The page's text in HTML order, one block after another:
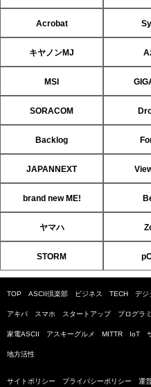
Acrobat
キヤノンMJ
MSI
SORACOM
Backlog
JAPANNEXT
brand new ME!
ヤマハ
STORM
TOP ASCII倶楽部 ビジネス TECH デジ
アキバ スマホ スタートアップ プログラ
家電ASCII アスキーグルメ MITTR IoT
地方活性
サイトポリシー プライバシーポリシー 運